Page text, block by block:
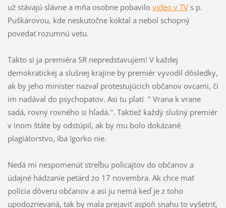
už stávajú slávne a mňa osobne pobavilo video v TVs p.
Puškárovou, kde neskutočne koktal a nebol schopný
povedať rozumnú vetu.
Takto si ja premiéra SR nepredstavujem! V každej
demokratickej a slušnej krajine by premiér vyvodil dôsledky,
ak by jeho minister nazval protestujúcich občanov ovcami, či
im nadával do psychopatov. Asi tu platí " Vrana k vrane
sadá, rovný rovného si hľadá.". Taktiež každý slušný premiér
v inom štáte by odstúpil, ak by mu bolo dokázané
plagiátorstvo, iba Igorko nie.
Nedá mi nespomenúť streľbu policajtov do občanov a
údajné hádzanie petárd zo 17 novembra. Ak chce mať
polícia dôveru občanov a asi ju nemá keď je z toho
upodozrievaná, tak by mala prejaviť aspoň snahu to vyšetriť,